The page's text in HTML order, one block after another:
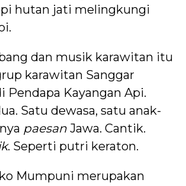
hutan jati melingkungi
dan musik karawitan itu
karawitan Sanggar
Pendapa Kayangan Api.
Satu dewasa, satu anak-
paesan Jawa. Cantik.
. Seperti putri keraton.
Mumpuni merupakan